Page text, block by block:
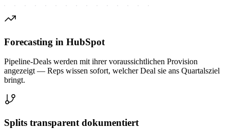
Forecasting in HubSpot
Pipeline-Deals werden mit ihrer voraussichtlichen Provision
angezeigt — Reps wissen sofort, welcher Deal sie ans Quartalsziel
bringt.
Splits transparent dokumentiert